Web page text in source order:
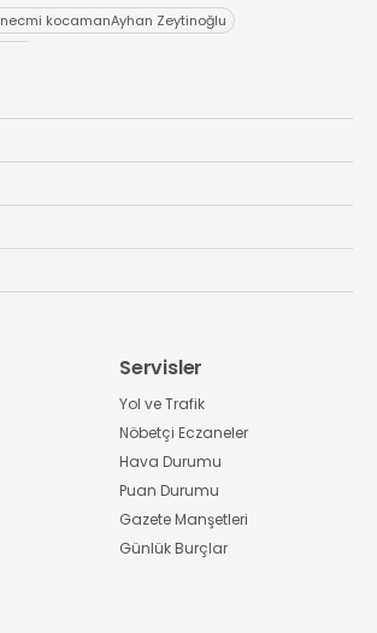
necmi kocamanAyhan Zeytinoğlu
Servisler
Yol ve Trafik
Nöbetçi Eczaneler
Hava Durumu
Puan Durumu
Gazete Manşetleri
Günlük Burçlar